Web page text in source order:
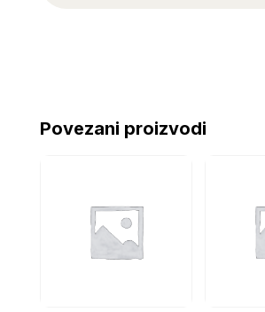
Povezani proizvodi